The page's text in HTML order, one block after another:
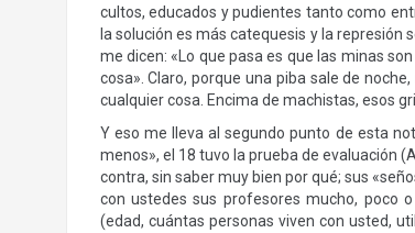
cultos, educados y pudientes tanto como
la solución es más catequesis y la
me dicen: «Lo que pasa es que las minas
cosa». Claro, porque una piba sale de
cualquier cosa. Encima de machistas, esos
Y eso me lleva al segundo punto de esta
menos», el 18 tuvo la prueba de evaluación
contra, sin saber muy bien por qué; sus
con ustedes sus profesores mucho, poco
(edad, cuántas personas viven con usted,